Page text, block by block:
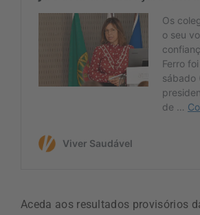
Aceda aos resultados provisórios